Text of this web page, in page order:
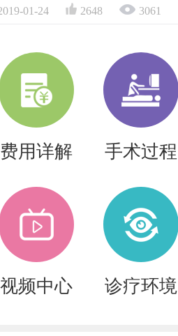
01-24 2648 3061
费用详解 手术过程
视频中心 诊疗环境